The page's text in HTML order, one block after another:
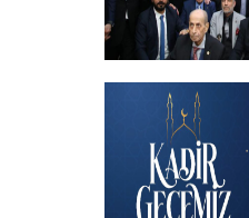
İftar programında
katılımıyla